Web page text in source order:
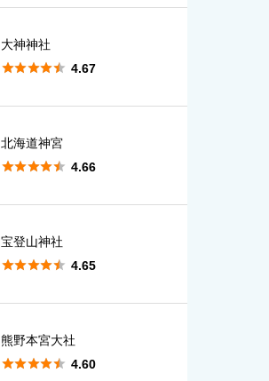
大神神社
 4.67
北海道神宮
 4.66
宝登山神社
 4.65
熊野本宮大社
 4.60